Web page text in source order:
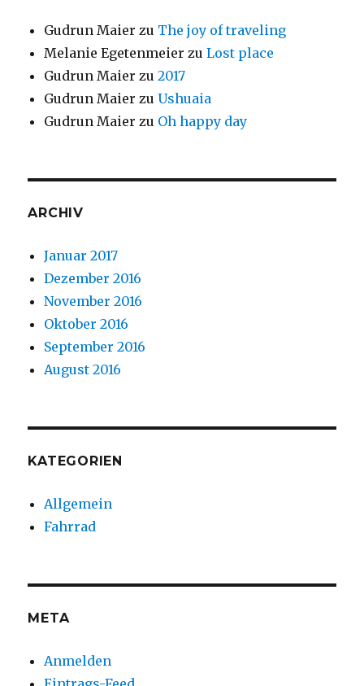
Gudrun Maier zu The joy of traveling
Melanie Egetenmeier zuLost place
Gudrun Maier zu2017
Gudrun Maier zuUshuaia
Gudrun Maier zu Oh happy day
ARCHIV
Januar 2017
Dezember 2016
November 2016
Oktober 2016
September 2016
August 2016
KATEGORIEN
Allgemein
Fahrrad
META
Anmelden